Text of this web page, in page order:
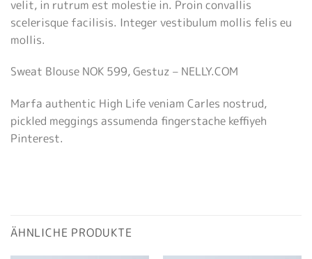
velit, in rutrum est molestie in. Proin convallis
scelerisque facilisis. Integer vestibulum mollis felis eu
mollis.
Sweat Blouse NOK 599, Gestuz – NELLY.COM
Marfa authentic High Life veniam Carles nostrud,
pickled meggings assumenda fingerstache keffiyeh
Pinterest.
ÄHNLICHE PRODUKTE